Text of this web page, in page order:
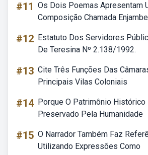
#11 Os Dois Poemas Apresentam
Composição Chamada
#12 Estatuto Dos Servidores
De Teresina Nº 2.138/1992.
#13 Cite Três Funções Das
Principais Vilas Coloniais
#14 Porque O Patrimônio
Preservado Pela Humanidade
#15 O Narrador Também Faz
Utilizando Expressões Como